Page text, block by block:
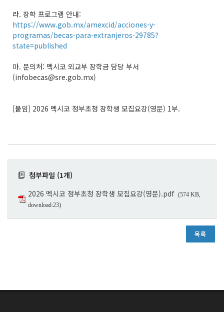
라. 장학 프로그램 안내:
https://www.gob.mx/amexcid/acciones-y-
programas/becas-para-extranjeros-29785?
state=published
마. 문의처: 멕시코 외교부 장학금 담당 부서
(infobecas@sre.gob.mx)
[붙임] 2026 멕시코 정부초청 장학생 모집요강(영문) 1부.
첨부파일 (1개)
2026 멕시코 정부초청 장학생 모집요강(영문).pdf (574 KB,
download:23)
목록